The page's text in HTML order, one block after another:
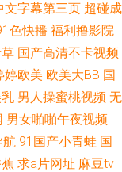
91人妻在线 日韩AV簧
爆插欧洲 日韩操操网
爽 97资源网色色 伊人
婷 蜜桃社一区二区 午
文字幕第三页 超碰成
色快播 福利撸影院
国产高清不卡视频
婷欧美 欧美大BB 国
男人操蜜桃视频 无
男女啪啪午夜视频
航 91国产小青蛙 国
求a片网址 麻豆tv